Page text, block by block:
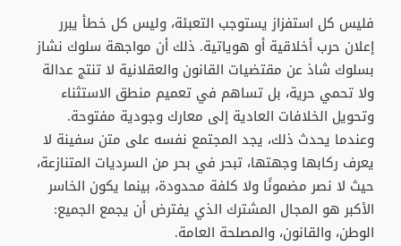
فليس كل استفزاز يستوجب التعبئة، وليس كل خطأ يبرر
إعلان حرب أخلاقية أو هوياتية. ذلك أن مواجهة سلوك نشاز
بسلوك شاذ عن مقتضيات القانون والعقلانية لا تنتج عدالة
ولا تحمي حرية، بل تساهم في تعميم منطق الاستثناء
وتحويل الخلافات العادية إلى معارك وجودية مفتوحة.
وعندما يحدث ذلك، يجد المجتمع نفسه على متن سفينة لا
يعرف ركابها وجهتها، تبحر في بحر من السرديات المتنازعة،
حيث لا نصر مضمونًا ولا كلفة محدودة، بينما يكون الخاسر
الأكبر هو المجال المشترك الذي يفترض أن يجمع الجميع:
الوطن، والقانون، والمصلحة العامة.